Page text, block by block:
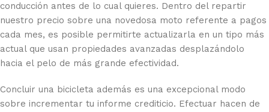
conducción antes de lo cual quieres. Dentro del repartir
nuestro precio sobre una novedosa moto referente a pagos
cada mes, es posible permitirte actualizarla en un tipo más
actual que usan propiedades avanzadas desplazándolo
hacia el pelo de más grande efectividad.
Concluir una bicicleta además es una excepcional modo
sobre incrementar tu informe crediticio. Efectuar hacen de